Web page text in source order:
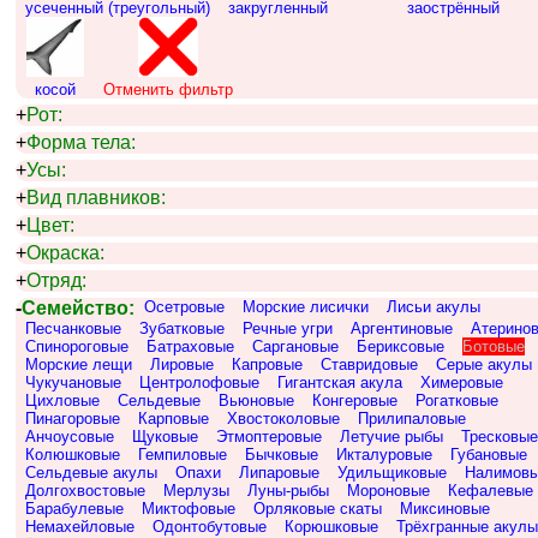
усеченный (треугольный) закругленный заострённый
косой Отменить фильтр
+Рот:
+Форма тела:
+Усы:
+Вид плавников:
+Цвет:
+Окраска:
+Отряд:
-Семейство: Осетровые Морские лисички
Лисьи акулы
Песчанковые
Зубатковые Речные угри Аргентиновые
Спинороговые
Батраховые Саргановые Бериксовые
Ботовые
Морские лещи
Лировые Капровые Ставридовые
Серые акулы
Чукучановые
Центролофовые Гигантская акула
Химеровые
Цихловые
Сельдевые Вьюновые Конгеровые
Рогатковые
Пинагоровые
Карповые Хвостоколовые
Прилипаловые
Анчоусовые
Щуковые Этмоптеровые Летучие рыбы
Тресковые
Колюшковые
Гемпиловые Бычковые Икталуровые
Губановые
Сельдевые акулы
Опахи Липаровые Удильщиковые
Долгохвостовые
Мерлузы Луны-рыбы Мороновые
Кефалевые
Барабулевые
Миктофовые Орляковые скаты
Миксиновые
Немахейловые
Одонтобутовые Корюшковые
Трёхгранные акулы